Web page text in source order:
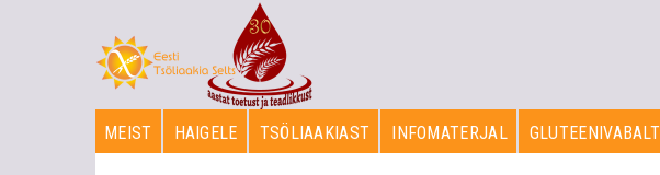
MEIST HAIGELE TSÖLIAAKIAST INFOMATERJAL GLUTEENIVABALT